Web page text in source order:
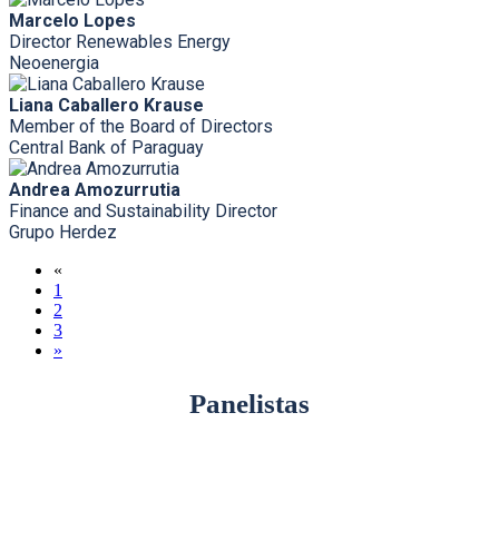
Marcelo Lopes
Director Renewables Energy
Neoenergia
Liana Caballero Krause
Member of the Board of Directors
Central Bank of Paraguay
Andrea Amozurrutia
Finance and Sustainability Director
Grupo Herdez
«
1
2
3
»
Panelistas